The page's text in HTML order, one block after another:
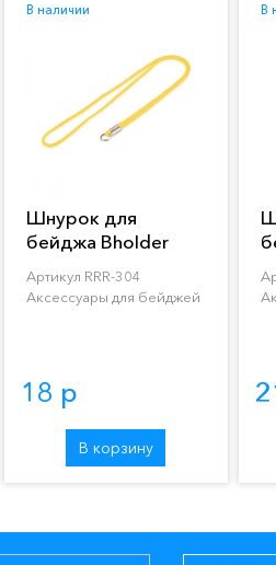
В наличии
Шнурок для
бейджа Bholder
Артикул RRR-304
Аксессуары для бейджей
18 р
В корзину
В